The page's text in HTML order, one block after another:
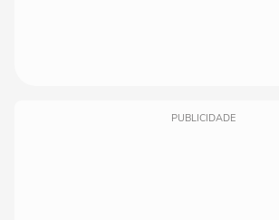
PUBLICIDADE